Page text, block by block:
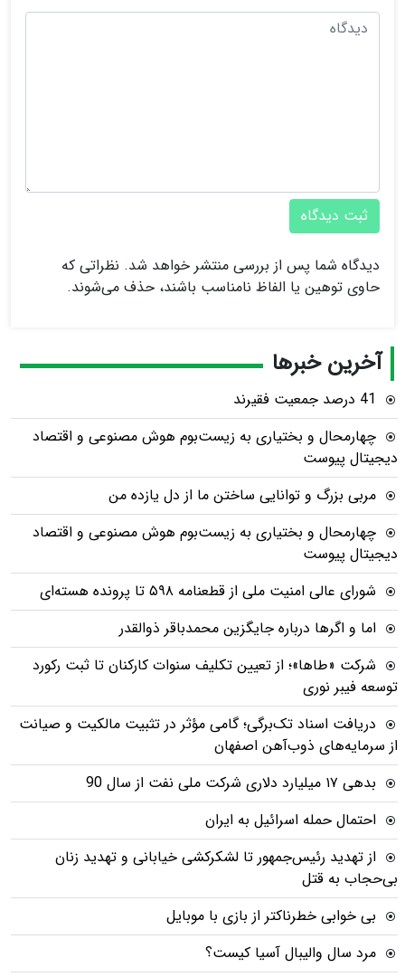
ثبت دیدگاه
دیدگاه شما پس از بررسی منتشر خواهد شد. نظراتی که
حاوی توهین یا الفاظ نامناسب باشند، حذف می‌شوند.
آخرین خبرها
41 درصد جمعیت فقیرند
چهارمحال و بختیاری به زیست‌بوم هوش مصنوعی و اقتصاد
دیجیتال پیوست
مربی بزرگ و توانایی ساختن ما از دل یازده من
چهارمحال و بختیاری به زیست‌بوم هوش مصنوعی و اقتصاد
دیجیتال پیوست
شورای عالی امنیت ملی از قطعنامه ۵۹۸ تا پرونده هسته‌ای
اما و اگرها درباره جایگزین محمدباقر ذوالقدر
شرکت «طاها»؛ از تعیین تکلیف سنوات کارکنان تا ثبت رکورد
توسعه فیبر نوری
دریافت اسناد تک‌برگی؛ گامی مؤثر در تثبیت مالکیت و صیانت
از سرمایه‌های ذوب‌آهن اصفهان
بدهی ١٧ میلیارد دلاری شرکت ملی نفت از سال 90
احتمال حمله اسرائیل به ایران
از تهدید رئیس‌جمهور تا لشکرکشی خیابانی و تهدید زنان
بی‌حجاب به قتل
بی خوابی خطرناکتر از بازی با موبایل
مرد سال والیبال آسیا کیست؟